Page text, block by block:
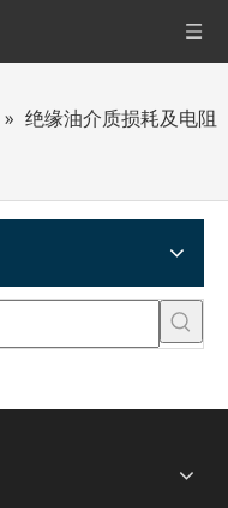
» 绝缘油介质损耗及电阻